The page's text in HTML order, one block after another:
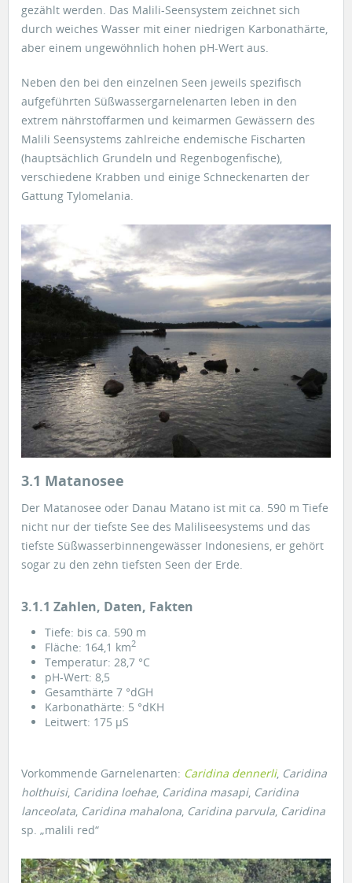
gezählt werden. Das Malili-Seensystem zeichnet sich
durch weiches Wasser mit einer niedrigen Karbonathärte,
aber einem ungewöhnlich hohen pH-Wert aus.
Neben den bei den einzelnen Seen jeweils spezifisch
aufgeführten Süßwassergarnelenarten leben in den
extrem nährstoffarmen und keimarmen Gewässern des
Malili Seensystems zahlreiche endemische Fischarten
(hauptsächlich Grundeln und Regenbogenfische),
verschiedene Krabben und einige Schneckenarten der
Gattung Tylomelania.
3.1 Matanosee
Der Matanosee oder Danau Matano ist mit ca. 590 m Tiefe
nicht nur der tiefste See des Maliliseesystems und das
tiefste Süßwasserbinnengewässer Indonesiens, er gehört
sogar zu den zehn tiefsten Seen der Erde.
3.1.1 Zahlen, Daten, Fakten
Tiefe: bis ca. 590 m
Fläche: 164,1 km2
Temperatur: 28,7 °C
pH-Wert: 8,5
Gesamthärte 7 °dGH
Karbonathärte: 5 °dKH
Leitwert: 175 µS
Vorkommende Garnelenarten: Caridina dennerli, Caridina
holthuisi, Caridina loehae, Caridina masapi, Caridina
lanceolata Caridina mahalona Caridina parvula Caridina
sp. „malili red“